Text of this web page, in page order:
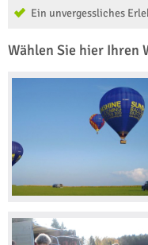
Ein unvergessliches
Wählen Sie hier Ihren